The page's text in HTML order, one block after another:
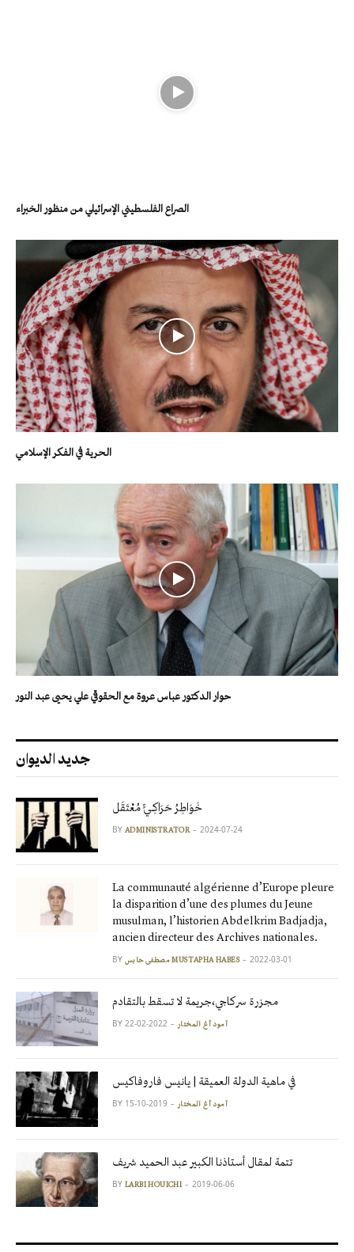
الصراع الفلسطيني الإسرائيلي من منظور الخبراء
الحرية في الفكر الإسلامي
حوار الدكتور عباس عروة مع الحقوقي علي يحيى عبد النور
جديد الديوان
خَوَاطِرُ حَرَاكِـيٍّ مُعْتَقَل
BY ADMINISTRATOR 2024-07-24
La communauté algérienne d’Europe pleure
la disparition d’une des plumes du Jeune
musulman, l’historien Abdelkrim Badjadja,
ancien directeur des Archives nationales.
BY مصطفى حابس MUSTAPHA HABES 2022-03-01
مجزرة سركاجي،جريمة لا تسقط بالتقادم
BY آمود أغ المختار 2022-02-22
في ماهية الدولة العميقة | يانيس فاروفاكيس
BY آمود أغ المختار 2019-10-15
تتمة لمقال أستاذنا الكبير عبد الحميد شريف
BY LARBI HOUICHI 2019-06-06